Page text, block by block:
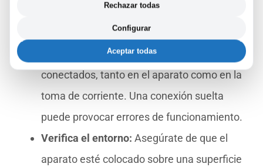
sistema y eliminar el error.
Revisa las conexiones externas:
de que todos los cables estén firmemente
conectados, tanto en el aparato como en la
toma de corriente. Una conexión suelta
puede provocar errores de funcionamiento.
Verifica el entorno: Asegúrate de que el
aparato esté colocado sobre una superficie
Rechazar todas
Configurar
Aceptar todas